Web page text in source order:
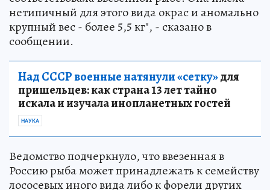
нетипичный для этого вида окрас и аномально
крупный вес - более 5,5 кг", - сказано в
сообщении.
Над СССР военные натянули «сетку»для
пришельцев: как страна 13 лет тайно
искала и изучала инопланетных гостей
НАУКА
Ведомство подчеркнуло, что ввезенная в
Россию рыба может принадлежать к семейству
лососевых иного вида либо к форели других